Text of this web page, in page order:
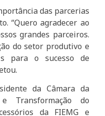
das parcerias
“Quero agradecer ao
grandes parceiros.
do setor produtivo e
para o sucesso de
da Câmara da
Transformação do
da FIEMG e